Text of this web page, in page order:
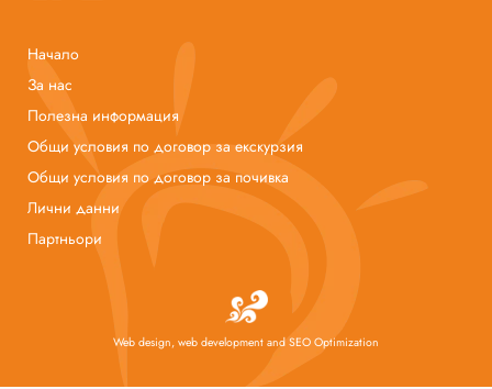
Начало
За нас
Полезна информация
Общи условия по договор за екскурзия
Общи условия по договор за почивка
Лични данни
Партньори
Web design, web development and SEO Optimization